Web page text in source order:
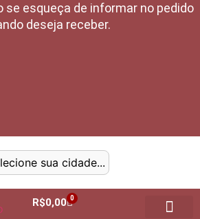
se esqueça de informar no pedido
deseja receber.
R$0,00 0